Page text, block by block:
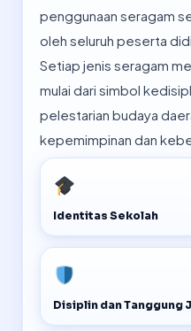
penggunaan seragam
oleh seluruh peserta
Setiap jenis seragam
mulai dari simbol
pelestarian budaya
kepemimpinan dan
Identitas Sekolah
Disiplin dan Tanggung